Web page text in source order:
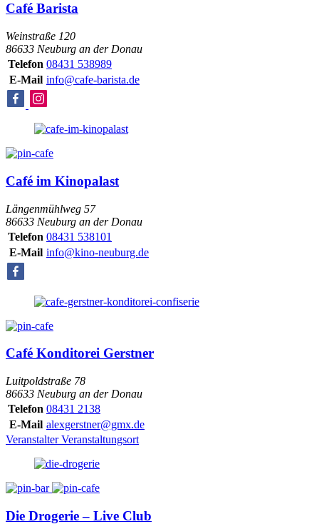
Café Barista
Weinstraße 120
86633 Neuburg an der Donau
Telefon 08431 538989
E-Mail info@cafe-barista.de
Café im Kinopalast
Längenmühlweg 57
86633 Neuburg an der Donau
Telefon 08431 538101
E-Mail info@kino-neuburg.de
Café Konditorei Gerstner
Luitpoldstraße 78
86633 Neuburg an der Donau
Telefon 08431 2138
E-Mail alexgerstner@gmx.de
VeranstalterVeranstaltungsort
Die Drogerie – Live Club